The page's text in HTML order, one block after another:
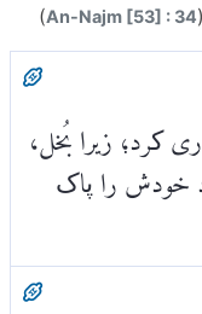
(An-Najm [53] : 34)
کرد؛ زیرا بُخل،
خودش را پاک